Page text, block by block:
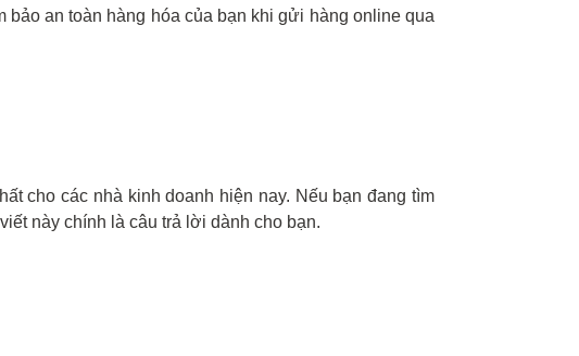
an toàn hàng hóa của bạn khi gửi hàng online qua
cho các nhà kinh doanh hiện nay. Nếu bạn đang tìm
này chính là câu trả lời dành cho bạn.